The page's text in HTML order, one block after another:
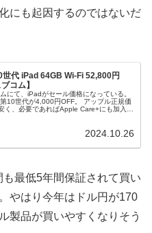
にも起因するのではないだ
世代 iPad 64GB Wi-Fi 52,800円
コム】
にて、iPadがセール価格になっている。
10世代が4,000円OFF。 アップル正規価
く、必要であればApple Care+にも加入で
2024.10.26
最低5年間保証されて買い
やはり今年はドル円が170
製品が買いやすくなりそう